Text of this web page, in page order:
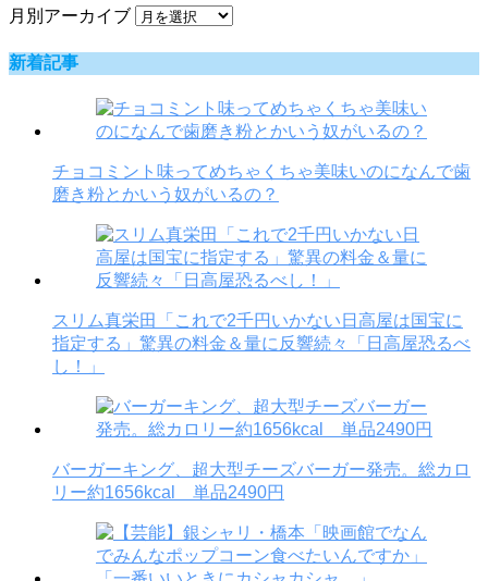
月別アーカイブ
新着記事
チョコミント味ってめちゃくちゃ美味いのになんで歯
磨き粉とかいう奴がいるの？
スリム真栄田「これで2千円いかない日高屋は国宝に
指定する」驚異の料金＆量に反響続々「日高屋恐るべ
し！」
バーガーキング、超大型チーズバーガー発売。総カロ
リー約1656kcal 単品2490円